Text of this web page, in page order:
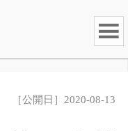
［公開日］2020-08-13